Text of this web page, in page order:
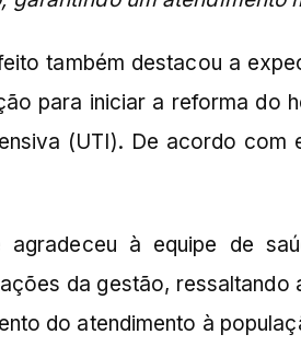
também destacou a
para iniciar a reforma do
(UTI). De acordo com
à equipe de
da gestão, ressaltando
do atendimento à